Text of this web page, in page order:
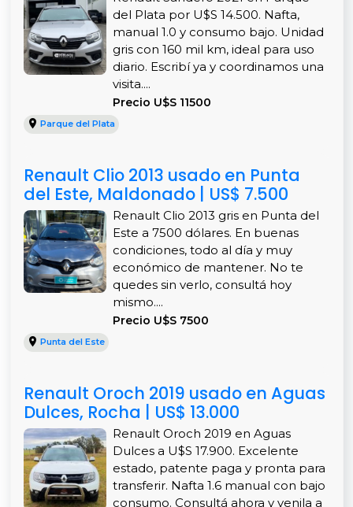
del Plata por U$S 14.500. Nafta,
manual 1.0 y consumo bajo. Unidad
gris con 160 mil km, ideal para uso
diario. Escribí ya y coordinamos una
visita....
Precio U$S 11500
Parque del Plata
Renault Clio 2013 usado en Punta
del Este, Maldonado | US$ 7.500
Renault Clio 2013 gris en Punta del
Este a 7500 dólares. En buenas
condiciones, todo al día y muy
económico de mantener. No te
quedes sin verlo, consultá hoy
mismo....
Precio U$S 7500
Punta del Este
Renault Oroch 2019 usado en Aguas
Dulces, Rocha | US$ 13.000
Renault Oroch 2019 en Aguas
Dulces a U$S 17.900. Excelente
estado, patente paga y pronta para
transferir. Nafta 1.6 manual con bajo
consumo. Consultá ahora y venila a